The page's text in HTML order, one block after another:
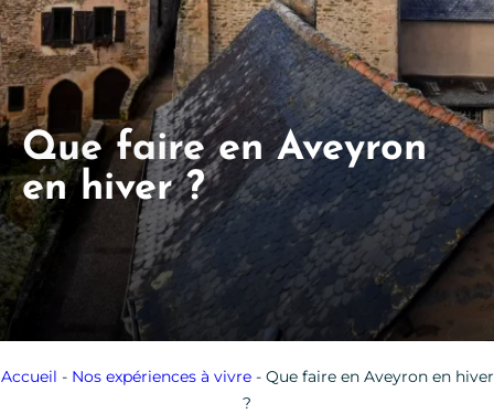
Que faire en Aveyron
en hiver ?
Accueil - Nos expériences à vivre- Que faire en Aveyron en hiver
?